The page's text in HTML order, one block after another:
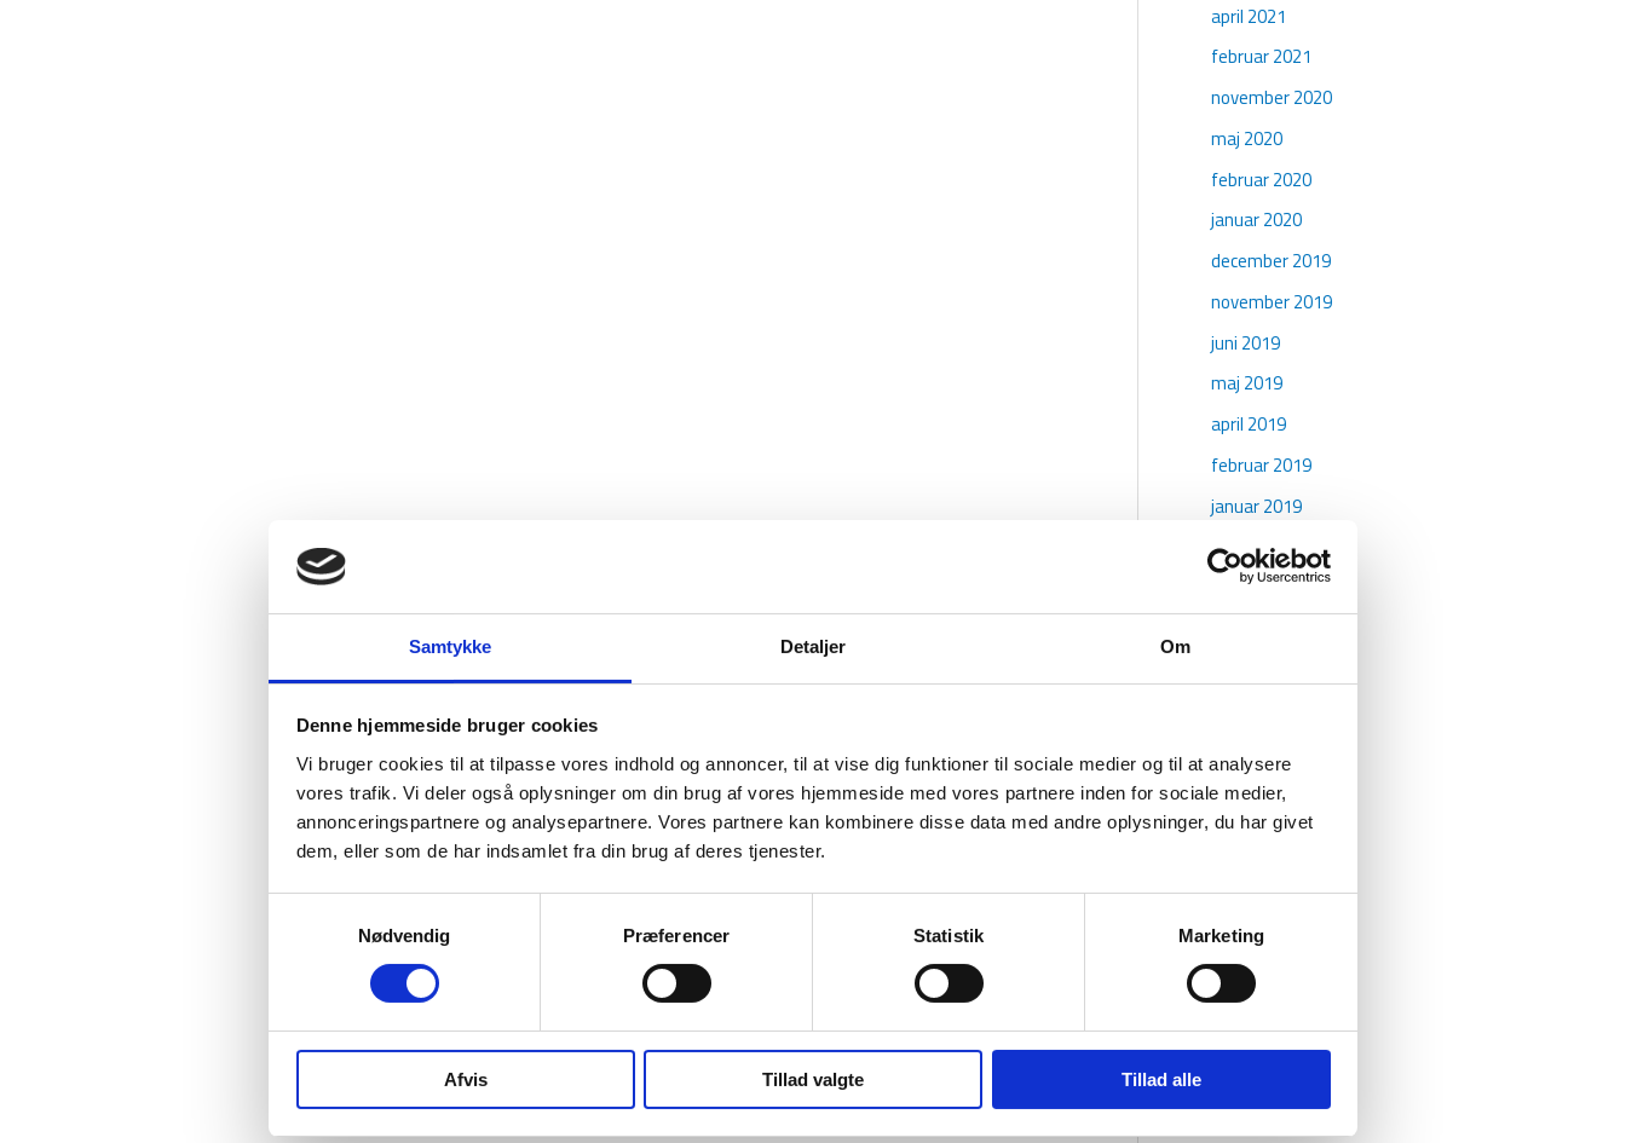
Samtykke Detaljer Om
Denne hjemmeside bruger cookies
Vi bruger cookies til at tilpasse vores indhold og annoncer, til at vise dig funktioner til sociale medier og til at analysere
vores trafik. Vi deler også oplysninger om din brug af vores hjemmeside med vores partnere inden for sociale medier,
annonceringspartnere og analysepartnere. Vores partnere kan kombinere disse data med andre oplysninger, du har givet
dem, eller som de har indsamlet fra din brug af deres tjenester.
Nødvendig
Præferencer Statistik Marketing
Afvis Tillad valgte Tillad alle
april 2021
februar 2021
november 2020
maj 2020
februar 2020
januar 2020
december 2019
november 2019
juni 2019
maj 2019
april 2019
februar 2019
januar 2019
oktober 2018
maj 2018
december 2017
november 2017
september 2017
juni 2017
maj 2017
april 2017
februar 2017